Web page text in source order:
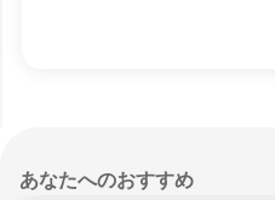
あなたへのおすすめ